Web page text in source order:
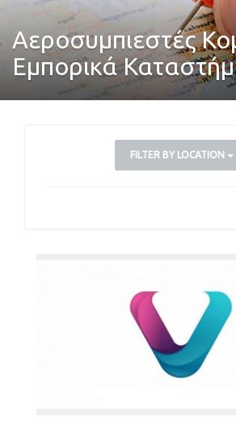
Αεροσυμπιεστές
Εμπορικά
FILTER BY LOCATION